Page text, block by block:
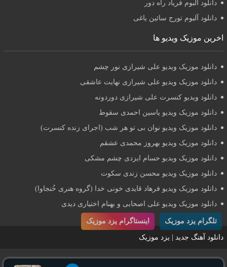
دانلود آلبوم فریاد راه دور
دانلود آلبوم تورج سائین یاغی
اخرین موزیک ویدیو ها
دانلود موزیک ویدیو علی شیرازی نور چشم
دانلود موزیک ویدیو علی شیرازی نهایت عاشقی
دانلود ویدیو کنسرت علی شیرازی دوردونه
دانلود موزیک ویدیو یاسین احمدی سقوط
دانلود موزیک ویدیو نوان بی تو هر شب (اجرای زنده کنسرت)
دانلود موزیک ویدیو بهروز محمدی عشقم
دانلود موزیک ویدیو حسام ایزدی چشم مشکی
دانلود موزیک ویدیو محسن زندی سکوت
دانلود موزیک ویدیو فرهاد قایدی خونی خدا (گروه هنری خُنجاوا)
دانلود موزیک ویدیو علی اصحابی و بهنام اختیاری دیدی
دانلود آهنگ جدید | یزد موزیک
تلگرام یزد موزیک اینستاگرام یزد موزیک